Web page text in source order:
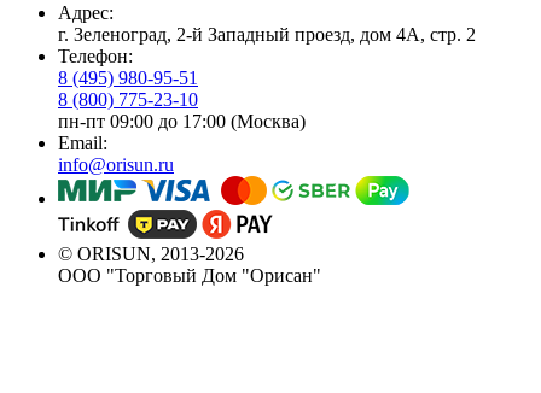
Адрес:
г. Зеленоград, 2-й Западный проезд, дом 4А, стр. 2
Телефон:
8 (495) 980-95-51
8 (800) 775-23-10
пн-пт 09:00 до 17:00 (Москва)
Email:
info@orisun.ru
© ORISUN, 2013-2026
ООО "Торговый Дом "Орисан"